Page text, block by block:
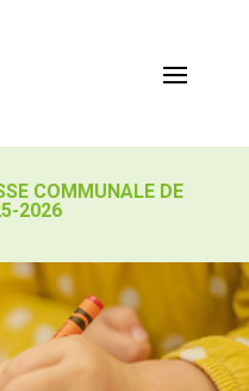
COMMUNALE DE
2026